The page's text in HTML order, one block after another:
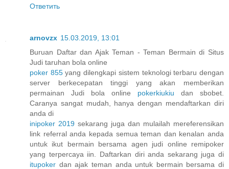
Ответить
arnovzx 15.03.2019, 13:01
Buruan Daftar dan Ajak Teman - Teman Bermain di Situs
Judi taruhan bola online
poker 855yang dilengkapi sistem teknologi terbaru dengan
server berkecepatan tinggi yang akan memberikan
permainan Judi bola online pokerkiukiu dan sbobet.
Caranya sangat mudah, hanya dengan mendaftarkan diri
anda di
inipoker 2019 sekarang juga dan mulailah mereferensikan
link referral anda kepada semua teman dan kenalan anda
untuk ikut bermain bersama agen judi online remipoker
yang terpercaya iin. Daftarkan diri anda sekarang juga di
itupoker dan ajak teman anda untuk bermain bersama di